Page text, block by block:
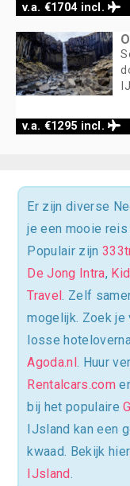
v.a. €1704 incl.
v.a. €1295 incl.
Er zijn diverse
je een mooie
Populair zijn
De Jong Intra,
Travel. Zelf
mogelijk. Zoek
losse
Agoda.nl . Huur
Rentalcars.com
bij het populaire
IJsland kan een
kwaad. Bekijk
IJsland.